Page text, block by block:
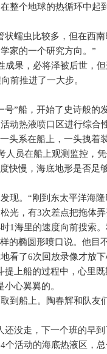
整个地球的热循环中
蠕虫比较多，但在西
家的一个研究方向。”
成果，必将泽被后世，
前推进了一大步。
”船，开始了史诗般
动热液喷口区进行综合
头系在船上，一头拽
人员在船上观测监控，
快慢，海底地形是否足
现。“刚到东太平洋海
光，有3次差点把拖体弄
1海里的速度向前搜索
的椭圆形喷口说。他
看了6次回放录像才放下
上船的过程中，心里
心翼翼的。
到船上。陶春辉和队
没走，下一个班的早到
4个活动的海底热液区，